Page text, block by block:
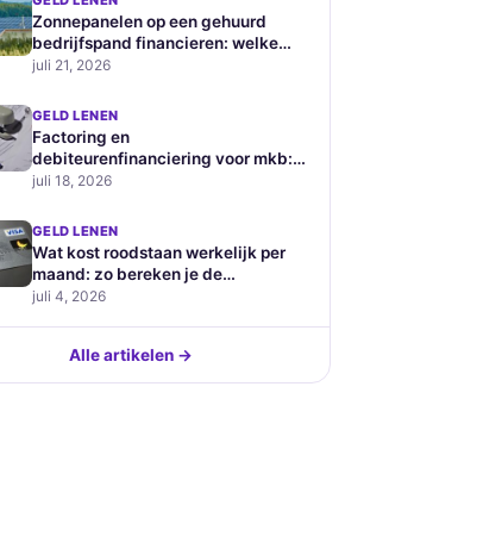
Zonnepanelen op een gehuurd
bedrijfspand financieren: welke
zakelijke leningen zijn geschikt
juli 21, 2026
GELD LENEN
Factoring en
debiteurenfinanciering voor mkb:
hoe werkt het en wat kost het
juli 18, 2026
GELD LENEN
Wat kost roodstaan werkelijk per
maand: zo bereken je de
verborgen prijs van je
juli 4, 2026
Alle artikelen →